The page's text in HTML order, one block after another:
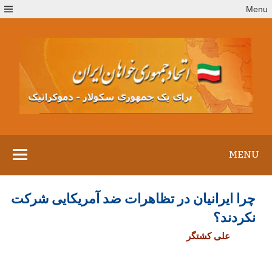
to
Menu
MENU
چرا ايرانيان در تظاهرات ضد آمريکايی شرکت
نکردند؟
علی کشتگر